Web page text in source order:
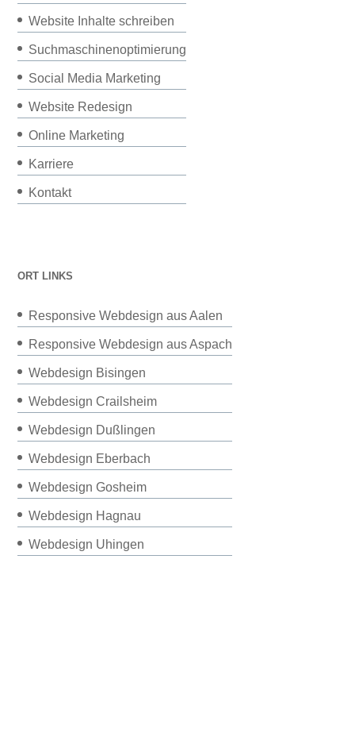
Website Inhalte schreiben
Suchmaschinenoptimierung
Social Media Marketing
Website Redesign
Online Marketing
Karriere
Kontakt
ORT LINKS
Responsive Webdesign aus Aalen
Responsive Webdesign aus Aspach
Webdesign Bisingen
Webdesign Crailsheim
Webdesign Dußlingen
Webdesign Eberbach
Webdesign Gosheim
Webdesign Hagnau
Webdesign Uhingen